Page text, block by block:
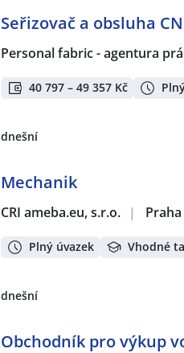
Seřizovač a obsluha
Personal fabric - agentura
40 797 – 49 357 Kč
dnešní
Mechanik
CRI ameba.eu, s.r.o. | Praha
Plný úvazek Vhodné
dnešní
Obchodník pro výkup